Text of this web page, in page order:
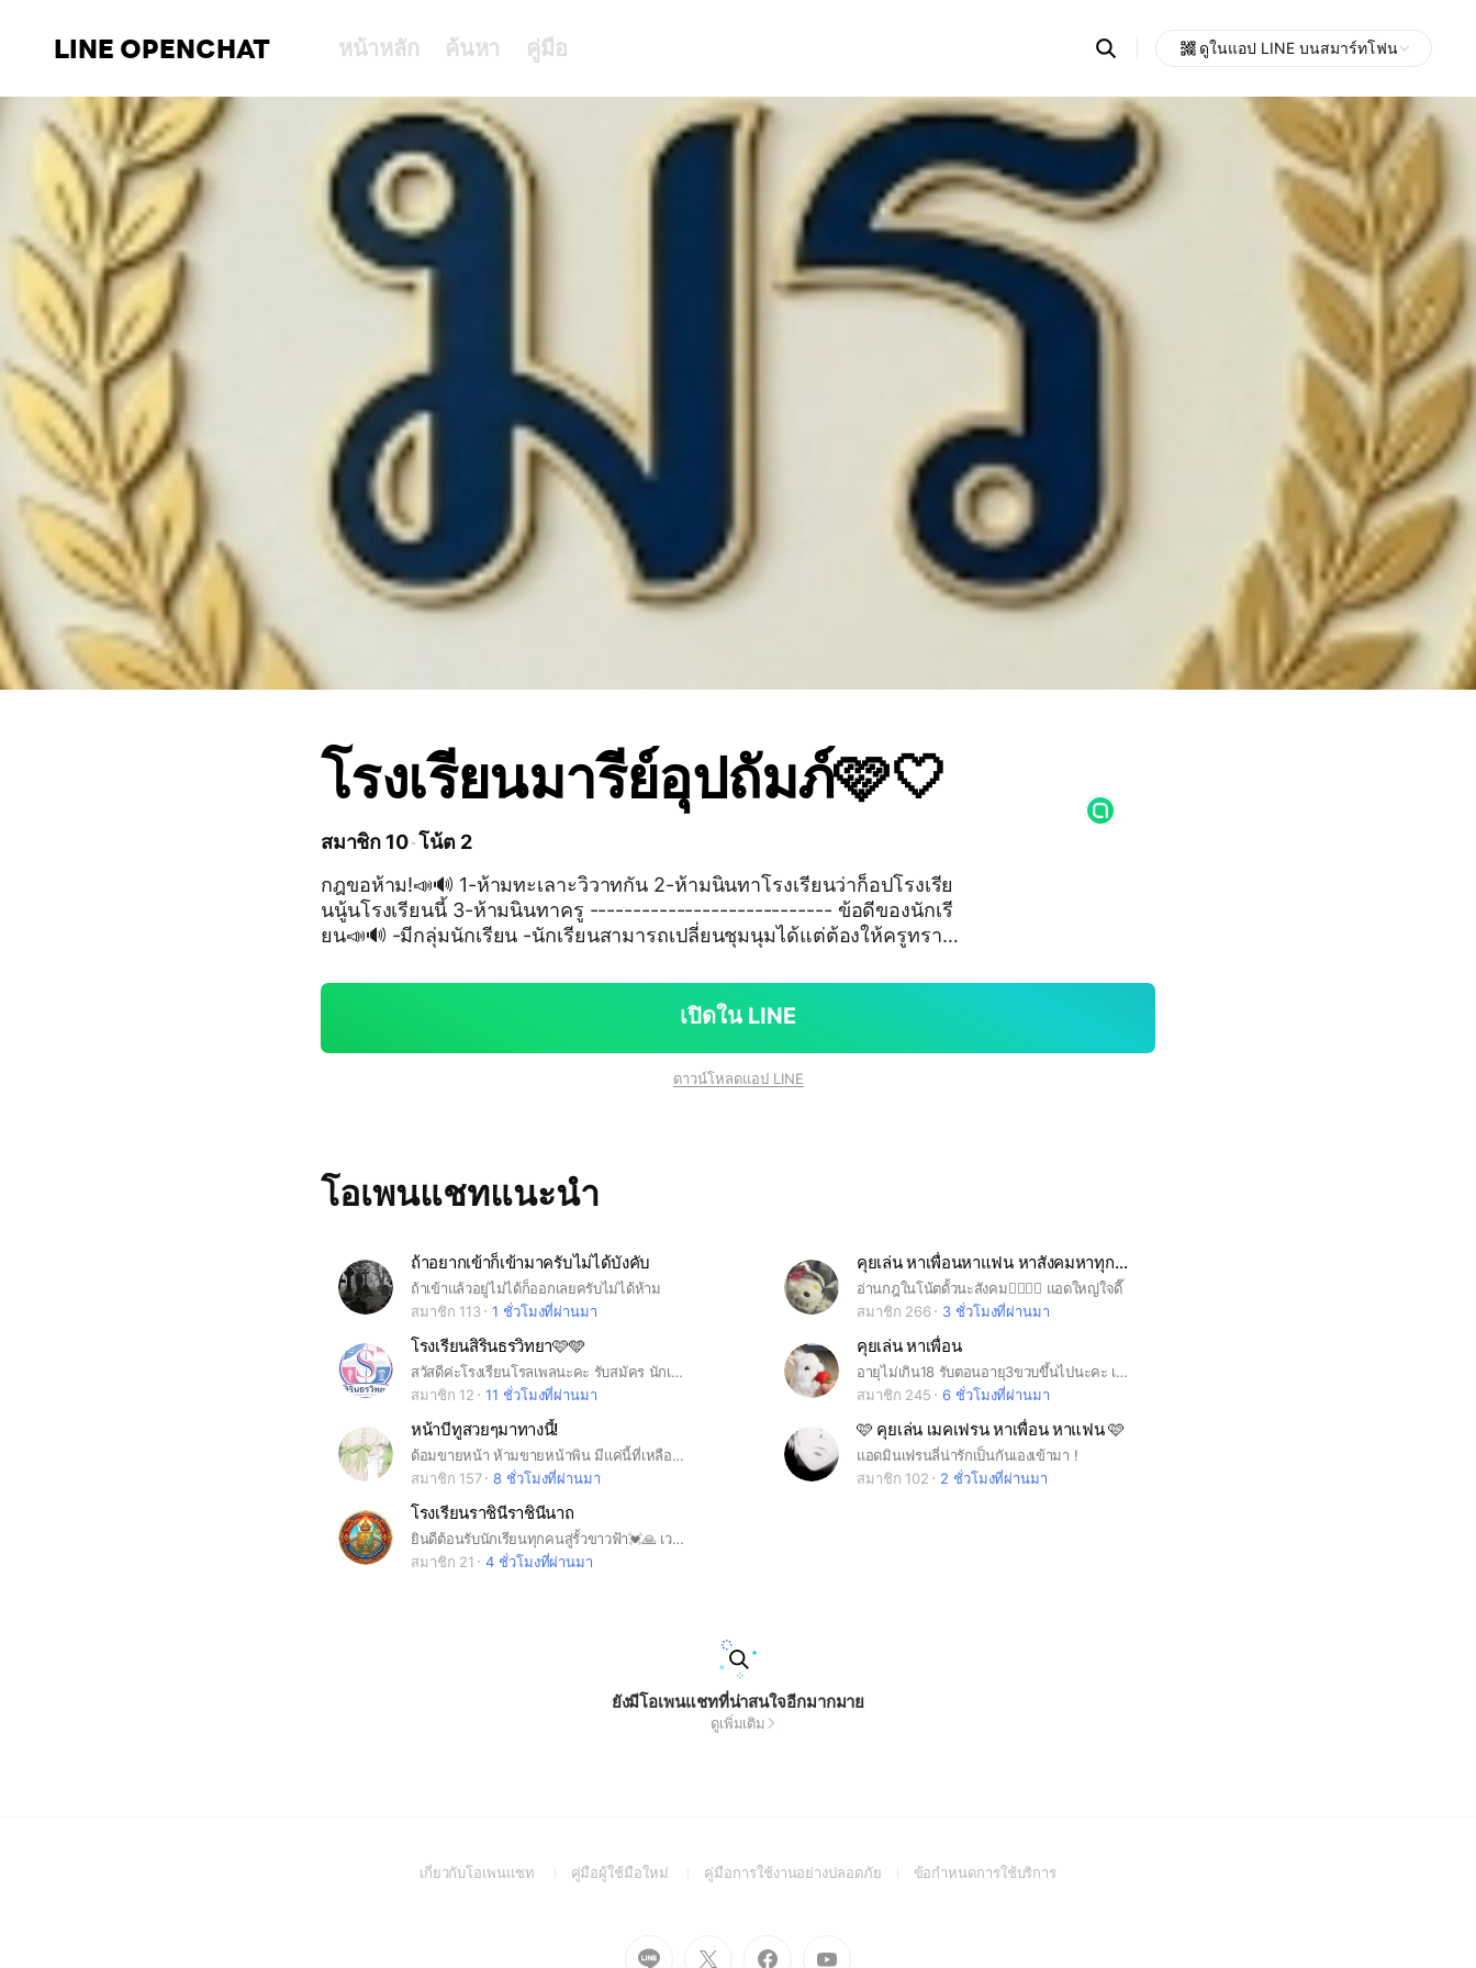
LINE OPENCHAT หน้าหลัก ค้นหา คู่มือ Search
OpenChats
messages
search
area
ดูในแอป LINE บนสมาร์ทโฟน
โรงเรียนมารีย์อุปถัมภ์🩷🤍
สมาชิก 10 โน้ต 2
กฎขอห้าม!📣🔊 1-ห้ามทะเลาะวิวาทกัน 2-ห้ามนินทาโรงเรียนว่าก็อปโรงเรีย
นนู้นโรงเรียนนี้ 3-ห้ามนินทาครู ---------------------------- ข้อดีของนักเรี
ยน📣🔊 -มีกลุ่มนักเรียน -นักเรียนสามารถเปลี่ยนชุมนุมได้แต่ต้องให้ครูทราบ
กษา!!
เปิดใน LINE
ดาวน์โหลดแอป LINE
โอเพนแชทแนะนำ
ถ้าอยากเข้าก็เข้ามาครับไม่ได้บังคับ
ถ้าเข้าแล้วอยู่ไม่ได้ก็ออกเลยครับไม่ได้ห้าม
สมาชิก 113
1 ชั่วโมงที่ผ่านมา
คุยเล่น หาเพื่อนหาแฟน หาสังคมหาทุกอย่าง
อ่านกฎในโน้ตดั้วนะสังคม👉🏻👈🏻 แอดใหญ่ใจดี๊
สมาชิก 266
3 ชั่วโมงที่ผ่านมา
โรงเรียนสิรินธรวิทยา🩷🩵
สวัสดีค่ะโรงเรียนโรลเพลนะคะ รับสมัคร นักเรียน ครู แม่บ้าน พ่อบ้าน ดาวโรงเรียน เดือนโรงเรียน วิทยากร สภานักเรียน แม่ครัว พ่อครัว โรงเรียนหญิงล้วน ไม่ป่วนนะคะ ขอบคุณค่ะ
สมาชิก 12
11 ชั่วโมงที่ผ่านมา
คุยเล่น หาเพื่อน
อายุไม่เกิน18 รับตอนอายุ3ขวบขึ้นไปนะคะ เข้ามาเป็นเพื่อนกันได้ทำตามกฎอ่านกฎ ใครทำผิดกฎจะโดนรายงานนะคะ ทุกคนในกลุ่มเป็นมิตร เจ้าของกลุ่มไม่กัด ฉีดยาแล้วค่ะ อยู่ด้วยกันนานๆนะคะ เข้ามาแล้วกรุณาแนะนำตัวในโน้ตค่ะขอบพระคุณค่ะ
สมาชิก 245
6 ชั่วโมงที่ผ่านมา
หน้าบีทูสวยๆมาทางนี้้!
ด้อมขายหน้า ห้ามขายหน้าพิน มีแค่นี้ที่เหลือทะเลาะกันได้
สมาชิก 157
8 ชั่วโมงที่ผ่านมา
🩷 คุยเล่น เมคเฟรน หาเพื่อน หาแฟน 🩷
แอดมินเฟรนลี่น่ารักเป็นกันเองเข้ามา !
สมาชิก 102
2 ชั่วโมงที่ผ่านมา
โรงเรียนราชินีราชินีนาถ
ยินดีต้อนรับนักเรียนทุกคนสู่รั้วขาวฟ้า💓🙏 เวลาเปิด8:30น.-18:00น. รับสมัครนักเรียนจำนวนมาก คุณครู5ท่าน🙏 โรงเรียนอนุบาลดำรงราชานุสรณ์
สมาชิก 21
4 ชั่วโมงที่ผ่านมา
ยังมีโอเพนแชทที่น่าสนใจอีกมากมาย
ดูเพิ่มเติม
เกี่ยวกับโอเพนแชท
(Openคู่มือผู้ใช้มือใหม่
(Open
window)
คู่มือการใช้งานอย่างปลอดภัย(Openข้อกำหนดการใช้บริการ(Open
Go
Go
Go